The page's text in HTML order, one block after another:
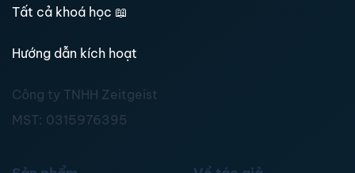
Tất cả khoá học 📖
Hướng dẫn kích hoạt
Công ty TNHH Zeitgeist
MST: 0315976395